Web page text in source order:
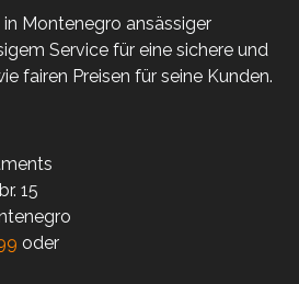
in Montenegro ansässiger
Service für eine sichere und
fairen Preisen für seine Kunden.
15
oder